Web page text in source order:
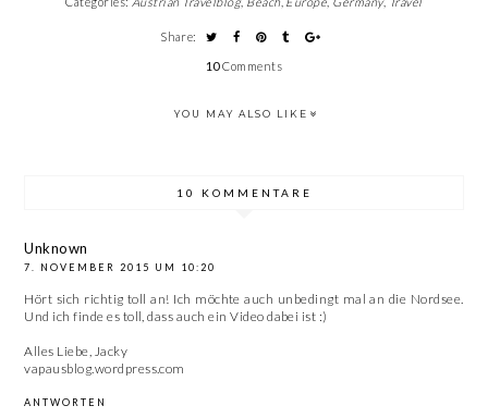
Share:
10Comments
YOU MAY ALSO LIKE
10 KOMMENTARE
Unknown
7. NOVEMBER 2015 UM 10:20
Hört sich richtig toll an! Ich möchte auch unbedingt mal an die Nordsee.
Und ich finde es toll, dass auch ein Video dabei ist :)
Alles Liebe, Jacky
vapausblog.wordpress.com
ANTWORTEN